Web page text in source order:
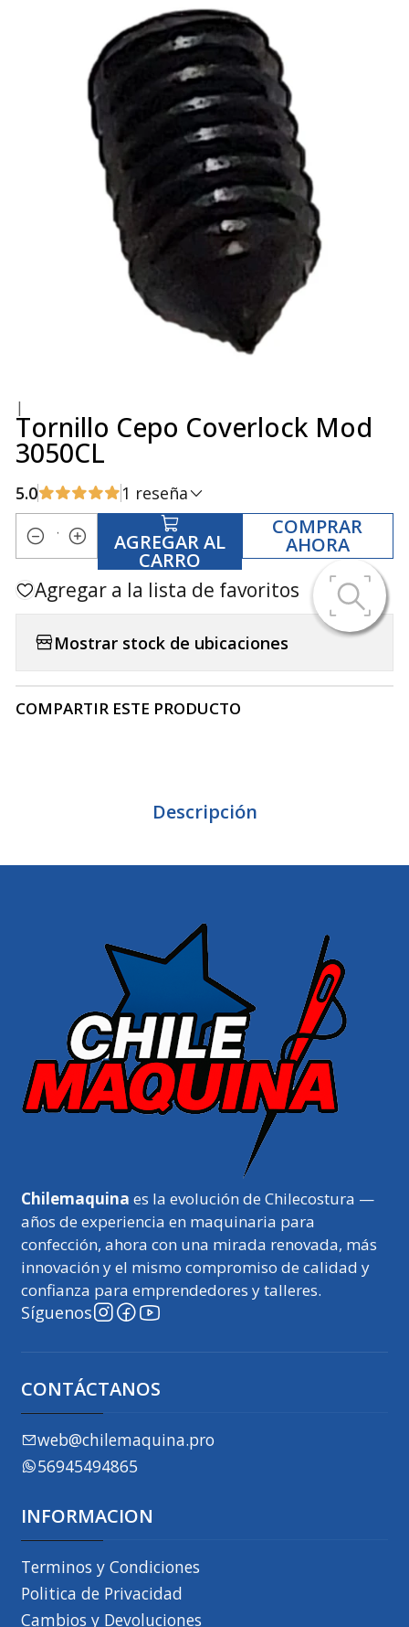
|
Tornillo Cepo Coverlock Mod
3050CL
5.0 1 reseña
Cantidad AGREGAR AL
CARRO
COMPRAR
AHORA
Agregar a la lista de favoritos
Mostrar stock de ubicaciones
COMPARTIR ESTE PRODUCTO
Descripción
Chilemaquina es la evolución de Chilecostura —
años de experiencia en maquinaria para
confección, ahora con una mirada renovada, más
innovación y el mismo compromiso de calidad y
confianza para emprendedores y talleres.
Síguenos
CONTÁCTANOS
web@chilemaquina.pro
56945494865
INFORMACION
Terminos y Condiciones
Politica de Privacidad
Cambios y Devoluciones